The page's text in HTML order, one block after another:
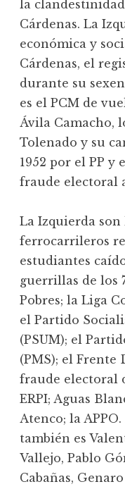
la
Cárdenas. La
económica y
Cárdenas, el
durante su
es el PCM de
Ávila Camacho,
Tolenado y su
1952 por el PP y
fraude electoral
La Izquierda son
ferrocarrileros
estudiantes
guerrillas de los
Pobres; la Liga
el Partido
(PSUM); el
(PMS); el Frente
fraude electoral
ERPI; Aguas
Atenco; la
también es
Vallejo, Pablo
Cabañas,